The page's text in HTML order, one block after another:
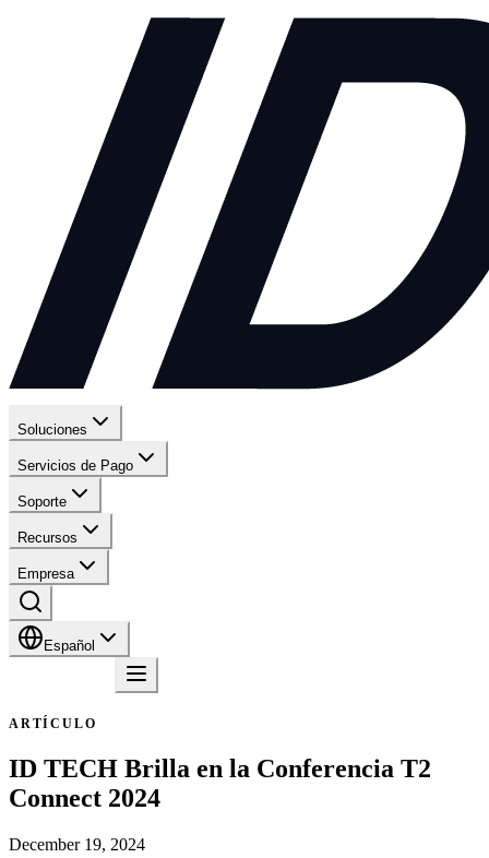
Soluciones
Servicios de Pago
Soporte
Recursos
Empresa
Español
ARTÍCULO
ID TECH Brilla en la Conferencia T2
Connect 2024
December 19, 2024